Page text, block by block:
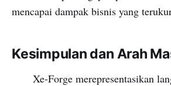
mencapai dampak bisnis yang
Kesimpulan dan Arah
Xe-Forge merepresentasikan